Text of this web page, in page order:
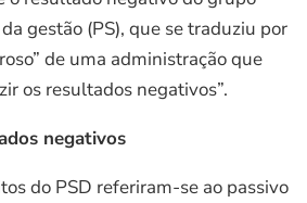
gestão (PS), que se traduziu por
de uma administração que
os resultados negativos”.
negativos
do PSD referiram-se ao passivo